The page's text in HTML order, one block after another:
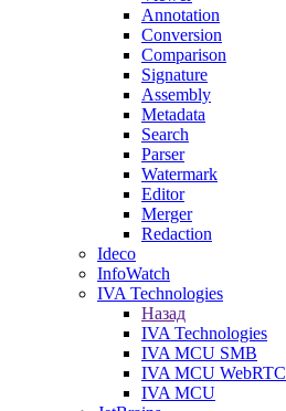
Annotation
Conversion
Comparison
Signature
Assembly
Metadata
Search
Parser
Watermark
Editor
Merger
Redaction
Ideco
InfoWatch
IVA Technologies
Назад
IVA Technologies
IVA MCU SMB
IVA MCU WebRTC
IVA MCU